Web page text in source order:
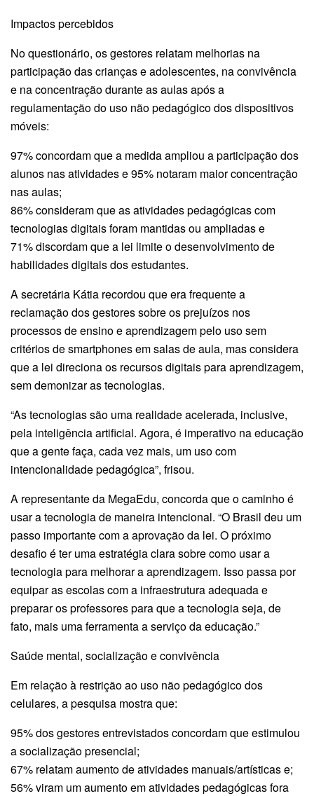
Impactos percebidos
No questionário, os gestores relatam melhorias na
participação das crianças e adolescentes, na convivência
e na concentração durante as aulas após a
regulamentação do uso não pedagógi­co dos dispositivos
móveis:
97% concordam que a medida ampliou a participação dos
alunos nas atividades e 95% notaram maior concentração
nas aulas;
86% consideram que as atividades pedagógicas com
tecnologias digitais foram mantidas ou ampliadas e
71% discordam que a lei limite o desenvolvimento de
habilidades digitais dos estudantes.
A secretária Kátia recordou que era frequente a
reclamação dos gestores sobre os prejuízos nos
processos de ensino e aprendizagem pelo uso sem
critérios de smartphones em salas de aula, mas considera
que a lei direciona os recursos digitais para aprendizagem,
sem demonizar as tecnologias.
“As tecnologias são uma realidade acelerada, inclusive,
pela inteligência artificial. Agora, é imperativo na educação
que a gente faça, cada vez mais, um uso com
intencionalidade pedagógica”, frisou.
A representante da MegaEdu, concorda que o caminho é
usar a tecnologia de maneira intencional. “O Brasil deu um
passo importante com a aprovação da lei. O próximo
desafio é ter uma estratégia clara sobre como usar a
tecnologia para melhorar a aprendizagem. Isso passa por
equipar as escolas com a infraestrutura adequada e
preparar os professores para que a tecnologia seja, de
fato, mais uma ferramenta a serviço da educação.”
Saúde mental, socialização e convivência
Em relação à restrição ao uso não pedagógico dos
celulares, a pesquisa mostra que:
95% dos gestores entrevistados concordam que estimulou
a socialização presencial;
67% relatam aumento de atividades manuais/artísticas e;
56% viram um aumento em atividades pedagógicas fora